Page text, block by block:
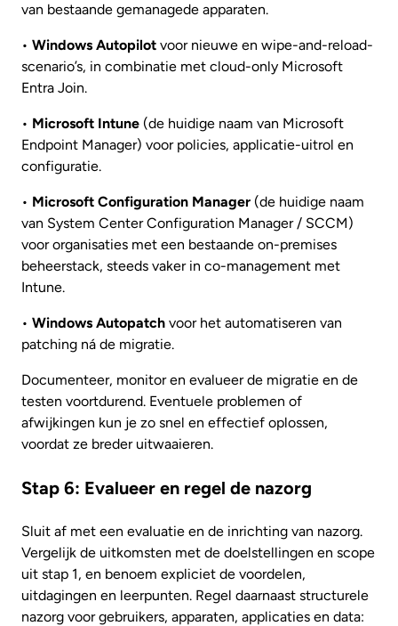
van bestaande gemanagede apparaten.
• Windows Autopilot voor nieuwe en wipe-and-reload-
scenario’s, in combinatie met cloud-only Microsoft
Entra Join.
• Microsoft Intune (de huidige naam van Microsoft
Endpoint Manager) voor policies, applicatie-uitrol en
configuratie.
• Microsoft Configuration Manager (de huidige naam
van System Center Configuration Manager / SCCM)
voor organisaties met een bestaande on-premises
beheerstack, steeds vaker in co-management met
Intune.
• Windows Autopatch voor het automatiseren van
patching ná de migratie.
Documenteer, monitor en evalueer de migratie en de
testen voortdurend. Eventuele problemen of
afwijkingen kun je zo snel en effectief oplossen,
voordat ze breder uitwaaieren.
Stap 6: Evalueer en regel de nazorg
Sluit af met een evaluatie en de inrichting van nazorg.
Vergelijk de uitkomsten met de doelstellingen en scope
uit stap 1, en benoem expliciet de voordelen,
uitdagingen en leerpunten. Regel daarnaast structurele
nazorg voor gebruikers, apparaten, applicaties en data: